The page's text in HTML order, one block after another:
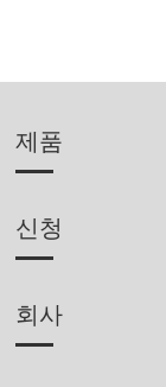
제품
신청
회사